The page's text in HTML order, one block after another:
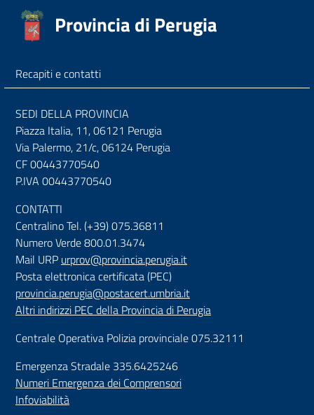
Provincia di Perugia
Recapiti e contatti
SEDI DELLA PROVINCIA
Piazza Italia, 11, 06121 Perugia
Via Palermo, 21/c, 06124 Perugia
CF 00443770540
P.IVA 00443770540
CONTATTI
Centralino Tel. (+39) 075.36811
Numero Verde 800.01.3474
Mail URP urprov@provincia.perugia.it
Posta elettronica certificata (PEC)
provincia.perugia@postacert.umbria.it
Altri indirizzi PEC della Provincia di Perugia
Centrale Operativa Polizia provinciale 075.32111
Emergenza Stradale 335.6425246
Numeri Emergenza dei Comprensori
Infoviabilità